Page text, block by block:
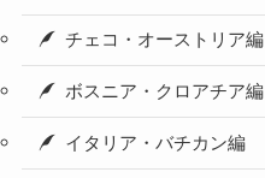
チェコ・オーストリア編
ボスニア・クロアチア編
イタリア・バチカン編